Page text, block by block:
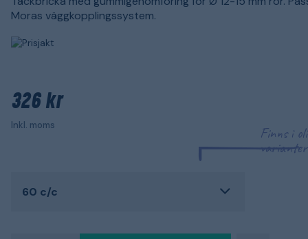
Moras väggkopplingssystem.
326 kr
Inkl. moms
Finns i
varianter
60 c/c